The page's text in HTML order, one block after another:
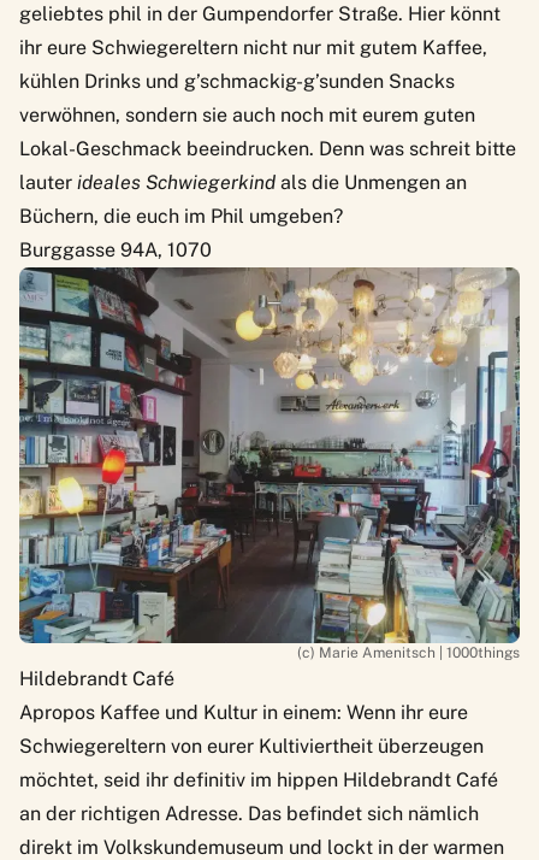
geliebtes phil in der Gumpendorfer Straße. Hier könnt
ihr eure Schwiegereltern nicht nur mit gutem Kaffee,
kühlen Drinks und g’schmackig-g’sunden Snacks
verwöhnen, sondern sie auch noch mit eurem guten
Lokal-Geschmack beeindrucken. Denn was schreit bitte
lauter ideales Schwiegerkind als die Unmengen an
Büchern, die euch im Phil umgeben?
Burggasse 94A, 1070
(c) Marie Amenitsch | 1000things
Hildebrandt Café
Apropos Kaffee und Kultur in einem: Wenn ihr eure
Schwiegereltern von eurer Kultiviertheit überzeugen
möchtet, seid ihr definitiv im hippen Hildebrandt Café
an der richtigen Adresse. Das befindet sich nämlich
direkt im Volkskundemuseum und lockt in der warmen